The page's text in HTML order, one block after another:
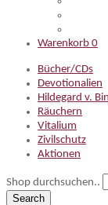
Warenkorb 0
Bücher/CDs
Devotionalien
Hildegard v.
Räuchern
Vitalium
Zivilschutz
Aktionen
Shop durchsuchen..
Search